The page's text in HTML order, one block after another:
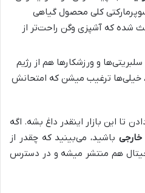
کلی محصول گیاهی
شده که آشپزی وگن راحت‌تر از
و ورزشکارها هم از رژیم
خیلی‌ها ترغیب میشن که امتحانش
این بازار اینقدر داغ بشه. اگه
باشید، می‌بینید که چقدر از
هم منتشر میشه و در دسترس